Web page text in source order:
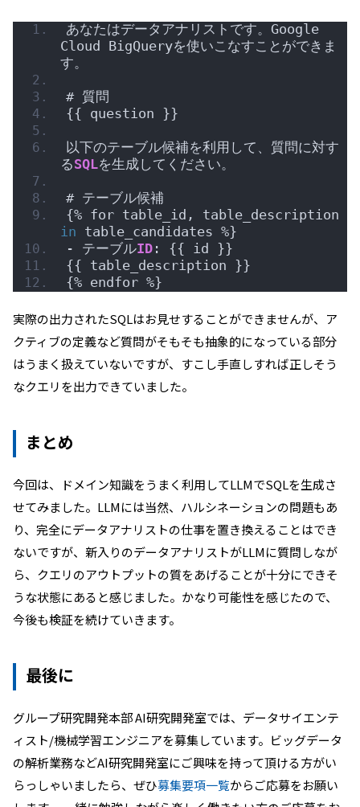
あなたはデータアナリストです。Google
Cloud BigQueryを使いこなすことができま
す。
# 質問
{{ question }}
以下のテーブル候補を利用して、質問に対す
るSQLを生成してください。
# テーブル候補
in table_candidates %}
- テーブルID : {{ id }}
{{ table_description }}
{% endfor %}
実際の出力されたSQLはお見せすることができませんが、ア
クティブの定義など質問がそもそも抽象的になっている部分
はうまく扱えていないですが、すこし手直しすれば正しそう
なクエリを出力できていました。
まとめ
今回は、ドメイン知識をうまく利用してLLMでSQLを生成さ
せてみました。LLMには当然、ハルシネーションの問題もあ
り、完全にデータアナリストの仕事を置き換えることはでき
ないですが、新入りのデータアナリストがLLMに質問しなが
ら、クエリのアウトプットの質をあげることが十分にできそ
うな状態にあると感じました。かなり可能性を感じたので、
今後も検証を続けていきます。
最後に
グループ研究開発本部 AI研究開発室では、データサイエンテ
ィスト/機械学習エンジニアを募集しています。ビッグデータ
の解析業務などAI研究開発室にご興味を持って頂ける方がい
らっしゃいましたら、ぜひ募集要項一覧からご応募をお願い